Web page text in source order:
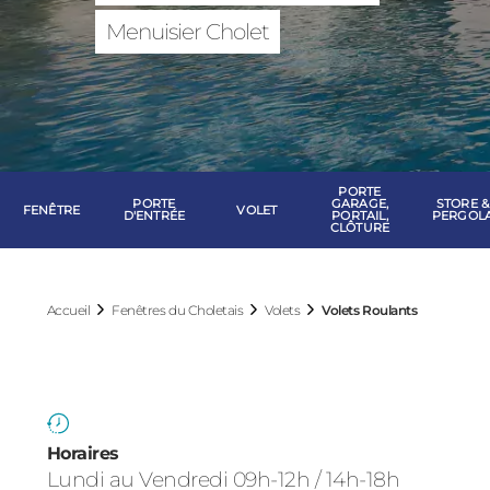
Fenêtres du
Menuisier Cholet
FENÊTRE PORTE
D'ENTRÉE VOLET
PORTE
GARAGE,
PORTAIL,
CLÔTURE
STORE &
Accueil Fenêtres du Choletais Volets Volets Roulants
Horaires
Lundi au Vendredi 09h-12h / 14h-18h